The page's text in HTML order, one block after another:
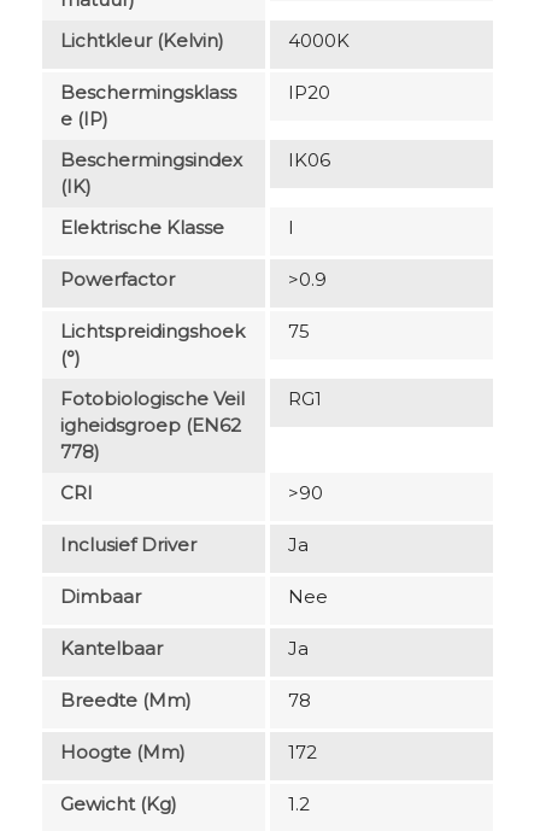
Lichtkleur (Kelvin)
4000K
Beschermingsklass
E (IP)
IP20
Beschermingsindex
(IK)
IK06
Elektrische Klasse I
Powerfactor >0.9
Lichtspreidingshoek
(°)
75
Fotobiologische Veil
Igheidsgroep (EN62
778)
RG1
CRI >90
Inclusief Driver Ja
Dimbaar Nee
Kantelbaar Ja
Breedte (mm) 78
Hoogte (mm) 172
Gewicht (kg) 1.2